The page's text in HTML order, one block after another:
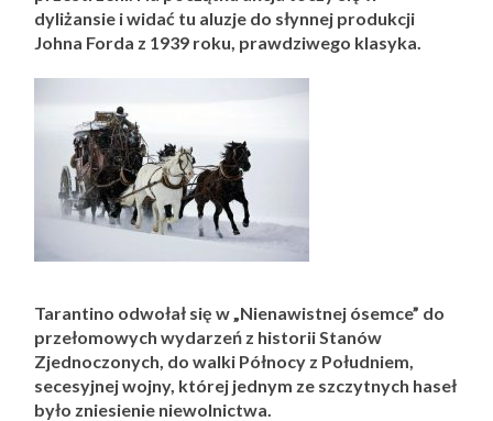
dyliżansie i widać tu aluzje do słynnej produkcji
Johna Forda z 1939 roku, prawdziwego klasyka.
Tarantino odwołał się w „Nienawistnej ósemce” do
przełomowych wydarzeń z historii Stanów
Zjednoczonych, do walki Północy z Południem,
secesyjnej wojny, której jednym ze szczytnych haseł
było zniesienie niewolnictwa.